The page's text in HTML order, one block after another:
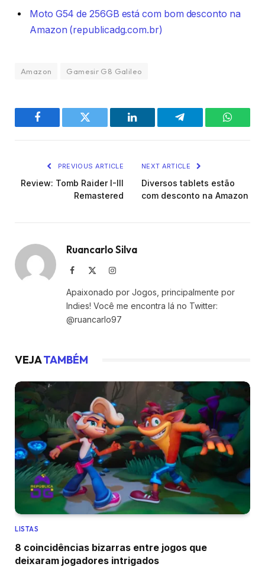
Moto G54 de 256GB está com bom desconto na
Amazon (republicadg.com.br)
Amazon Gamesir G8 Galileo
Facebook Twitter LinkedIn Telegram
PREVIOUS ARTICLE
Review: Tomb Raider I-III
Remastered
NEXT ARTICLE
Diversos tablets estão
com desconto na Amazon
Ruancarlo Silva
Facebook Instagram
Apaixonado por Jogos, principalmente por
Indies! Você me encontra lá no Twitter:
@ruancarlo97
VEJATAMBÉM
LISTAS
8 coincidências bizarras entre jogos que
deixaram jogadores intrigados